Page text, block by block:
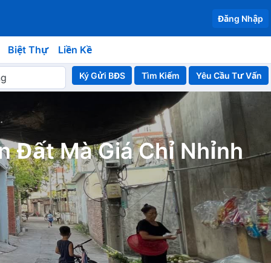
Đăng Nhập
Biệt Thự Liền Kề
Ký Gửi BĐS Yêu Cầu Tư Vấn
Đất Mà Giá Chỉ Nhỉnh